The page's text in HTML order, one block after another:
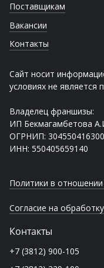
Поставщикам
Вакансии
Контакты
Сайт носит
условиях не является
Владелец франшизы:
ИП Бекмагамбетова
ОГРНИП:
ИНН: 550405659140
Политики в
Согласие на
Контакты
+7 (3812) 900-105